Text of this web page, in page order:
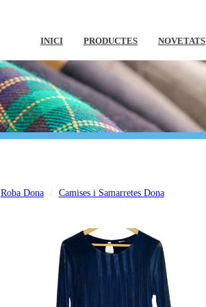
INICI PRODUCTES NOVETATS
Roba Dona Camises i Samarretes Dona